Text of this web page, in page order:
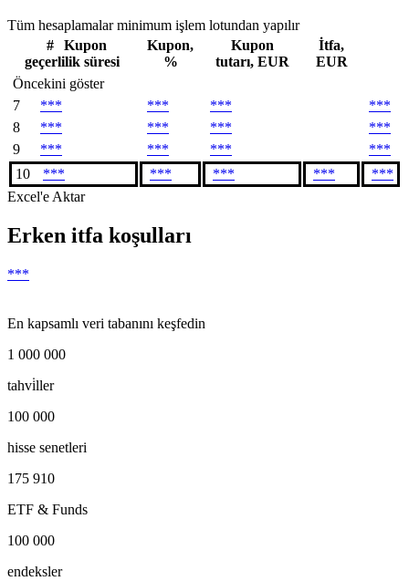
Tüm hesaplamalar minimum işlem lotundan yapılır
#
Kupon
geçerlilik süresi
Kupon,
%
Kupon
tutarı, EUR
İtfa,
EUR
Öncekini göster
7
*** *** ***
***
8
*** *** ***
***
9
*** *** ***
***
10
*** *** *** ***
***
Excel'e Aktar
Erken itfa koşulları
***
En kapsamlı veri tabanını keşfedin
1 000 000
tahvi̇ller
100 000
hisse senetleri
175 910
ETF & Funds
100 000
endeksler